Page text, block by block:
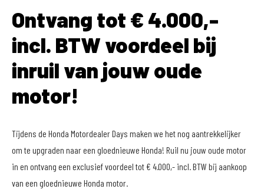
Ontvang tot € 4.000,-
incl. BTW voordeel bij
inruil van jouw oude
motor!
Tijdens de Honda Motordealer Days maken we het nog aantrekkelijker
om te upgraden naar een gloednieuwe Honda! Ruil nu jouw oude motor
in en ontvang een exclusief voordeel tot € 4.000,- incl. BTW bij aankoop
van een gloednieuwe Honda motor.